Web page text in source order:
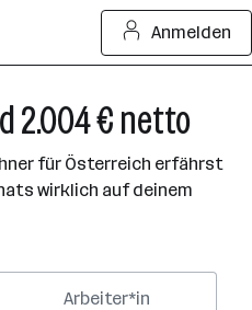
Anmelden
2.004 € netto
für Österreich erfährst
wirklich auf deinem
Arbeiter*in